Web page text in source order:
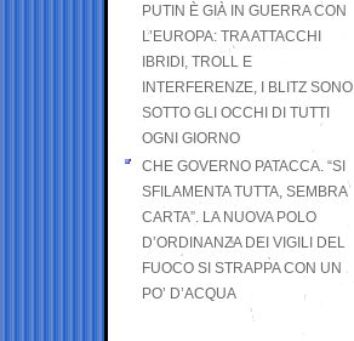
PUTIN È GIÀ IN GUERRA CON
L’EUROPA: TRA ATTACCHI
IBRIDI, TROLL E
INTERFERENZE, I BLITZ SONO
SOTTO GLI OCCHI DI TUTTI
OGNI GIORNO
CHE GOVERNO PATACCA. “SI
SFILAMENTA TUTTA, SEMBRA
CARTA”. LA NUOVA POLO
D’ORDINANZA DEI VIGILI DEL
FUOCO SI STRAPPA CON UN
PO’ D’ACQUA